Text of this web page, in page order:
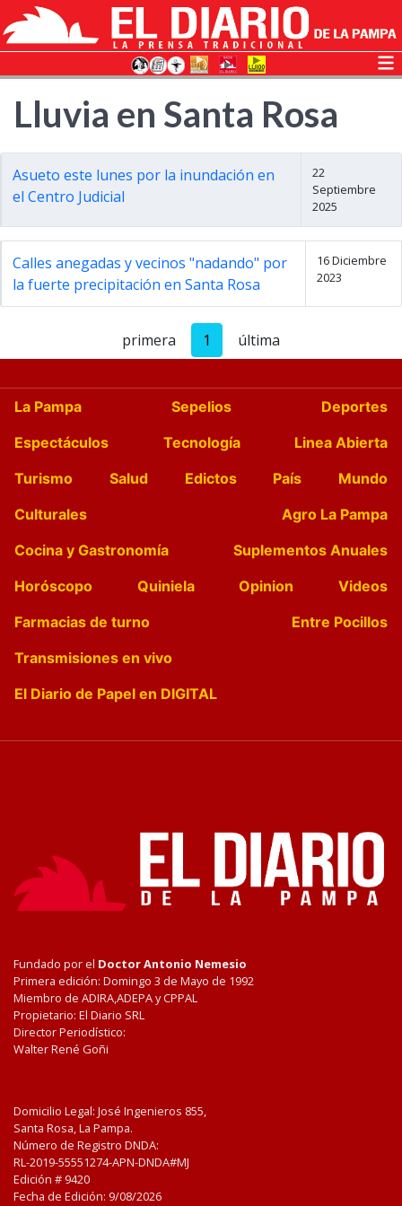
Lluvia en Santa Rosa
Asueto este lunes por la inundación en
el Centro Judicial
22
Septiembre
2025
Calles anegadas y vecinos "nadando" por
la fuerte precipitación en Santa Rosa
16 Diciembre
2023
primera 1 última
La Pampa Sepelios
Deportes
Espectáculos
Tecnología
Linea Abierta
Turismo
Salud Edictos País
Mundo
Culturales
Agro La Pampa
Cocina y Gastronomía
Suplementos Anuales
Horóscopo
Quiniela Opinion
Videos
Farmacias de turno
Entre Pocillos
Transmisiones en vivo
El Diario de Papel en DIGITAL
Fundado por el Doctor Antonio Nemesio
Primera edición: Domingo 3 de Mayo de 1992
Miembro de ADIRA,ADEPA y CPPAL
Propietario: El Diario SRL
Director Periodístico:
Walter René Goñi
Domicilio Legal: José Ingenieros 855,
Santa Rosa, La Pampa.
Número de Registro DNDA:
RL-2019-55551274-APN-DNDA#MJ
Edición # 9420
Fecha de Edición: 9/08/2026